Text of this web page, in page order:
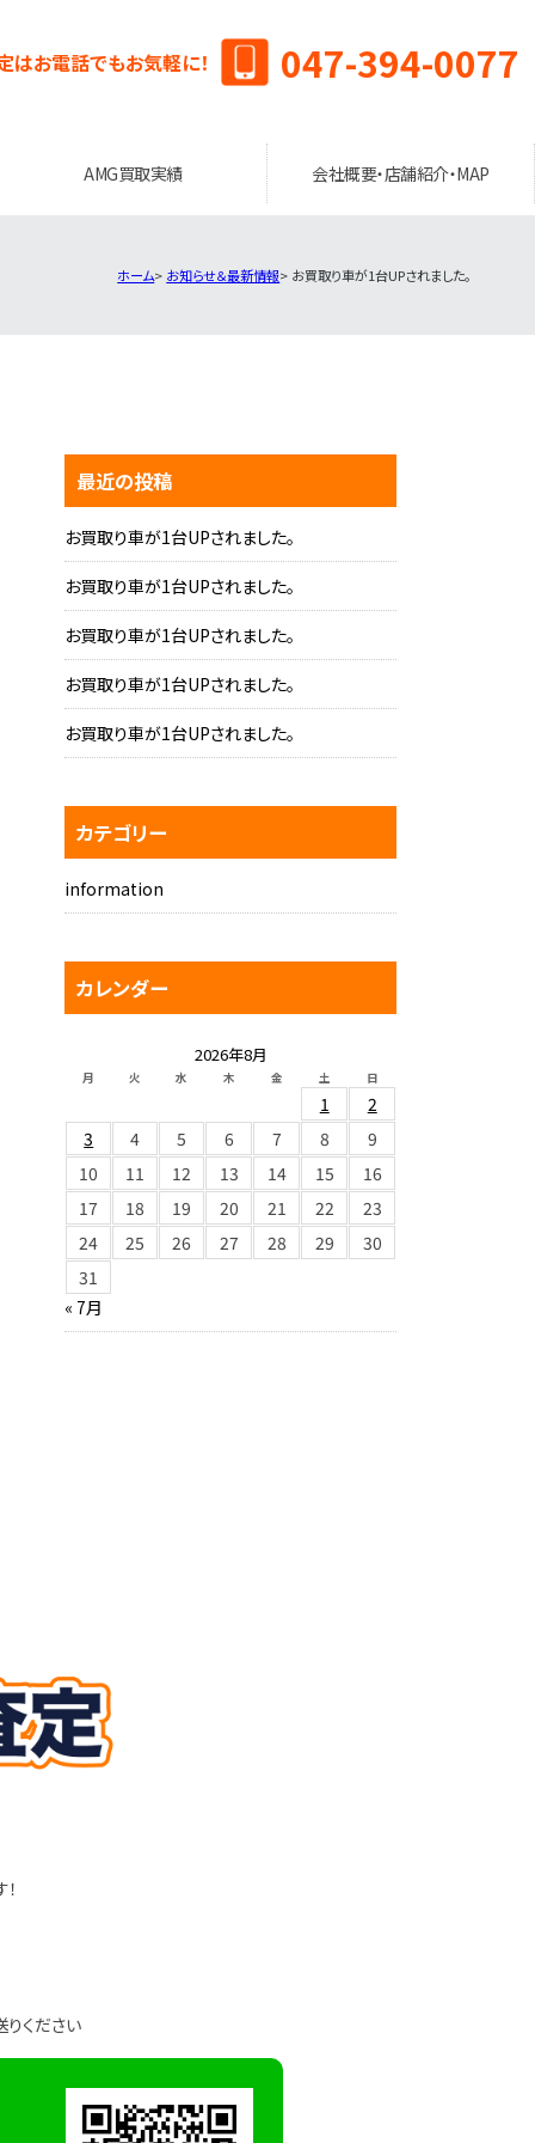
はお電話でもお気軽に！ 047-394-0077
AMG買取実績 会社概要・店舗紹介・MAP
ホーム お知らせ＆最新情報 お買取り車が1台UPされました。
最近の投稿
お買取り車が1台UPされました。
お買取り車が1台UPされました。
お買取り車が1台UPされました。
お買取り車が1台UPされました。
お買取り車が1台UPされました。
カテゴリー
information
カレンダー
2026年8月
月 火 水 木 金 土 日
1
2
3
4 5 6 7 8
9
10
11 12 13 14 15
16
17
18 19 20 21 22
23
24
25 26 27 28 29
30
31
« 7月
ください